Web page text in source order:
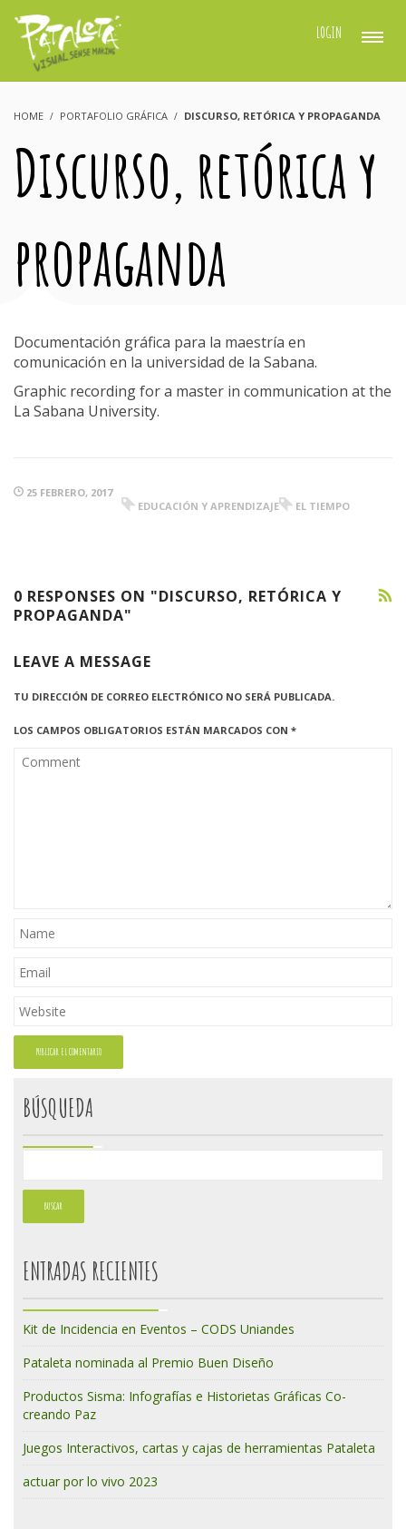
LOGIN
HOME PORTAFOLIO GRÁFICA DISCURSO, RETÓRICA Y PROPAGANDA
Discurso, retórica y
propaganda
Documentación gráfica para la maestría en
comunicación en la universidad de la Sabana.
Graphic recording for a master in communication at the
La Sabana University.
25 FEBRERO, 2017
EDUCACIÓN Y APRENDIZAJE
EL TIEMPO
0 RESPONSES ON "DISCURSO, RETÓRICA Y
PROPAGANDA"
LEAVE A MESSAGE
TU DIRECCIÓN DE CORREO ELECTRÓNICO NO SERÁ PUBLICADA.
LOS CAMPOS OBLIGATORIOS ESTÁN MARCADOS CON *
BÚSQUEDA
ENTRADAS RECIENTES
Kit de Incidencia en Eventos – CODS Uniandes
Pataleta nominada al Premio Buen Diseño
Productos Sisma: Infografías e Historietas Gráficas Co-
creando Paz
Juegos Interactivos, cartas y cajas de herramientas Pataleta
actuar por lo vivo 2023